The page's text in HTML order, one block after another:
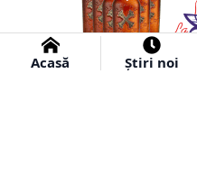
Acasă Știri noi